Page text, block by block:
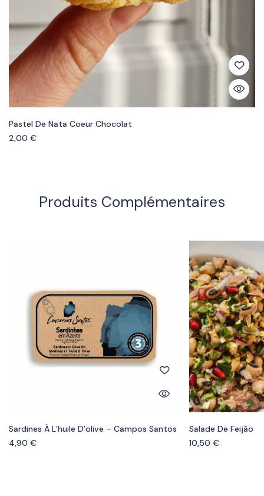
Pastel De Nata Coeur Chocolat
2,00 €
Produits Complémentaires
Sardines À L’huile D’olive – Campos Santos
4,90 €
Salade De Feijão
10,50 €